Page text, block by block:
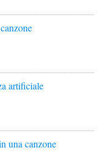
artificiale
una canzone